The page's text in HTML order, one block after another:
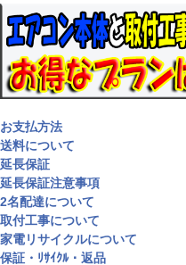
お支払方法
送料について
延長保証
延長保証注意事項
2名配達について
取付工事について
家電リサイクルについて
保証・ﾘｻｲｸﾙ・返品